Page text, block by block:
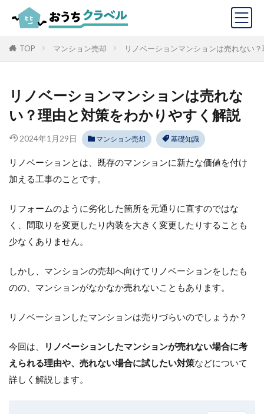
TOP マンション売却 リノベーションマンションは売れない
リノベーションマンションは売れな
い？理由と対策をわかりやすく解説
2024年1月29日 マンション売却 基礎知識
リノベーションとは、既存のマンションに新たな価値を付け
加える工事のことです。
リフォームのように劣化した箇所を元通りに直すのではな
く、間取りを変更したり内装を大きく変更したりすることも
少なくありません。
しかし、マンションの売却へ向けてリノベーションをしたも
のの、マンションがなかなか売れないこともあります。
リノベーションしたマンションは売りづらいのでしょうか？
今回は、
リノベーションしたマンションが売れない場合に考
えられる理由や、売れない場合に試したい対策などについて
詳しく解説します。